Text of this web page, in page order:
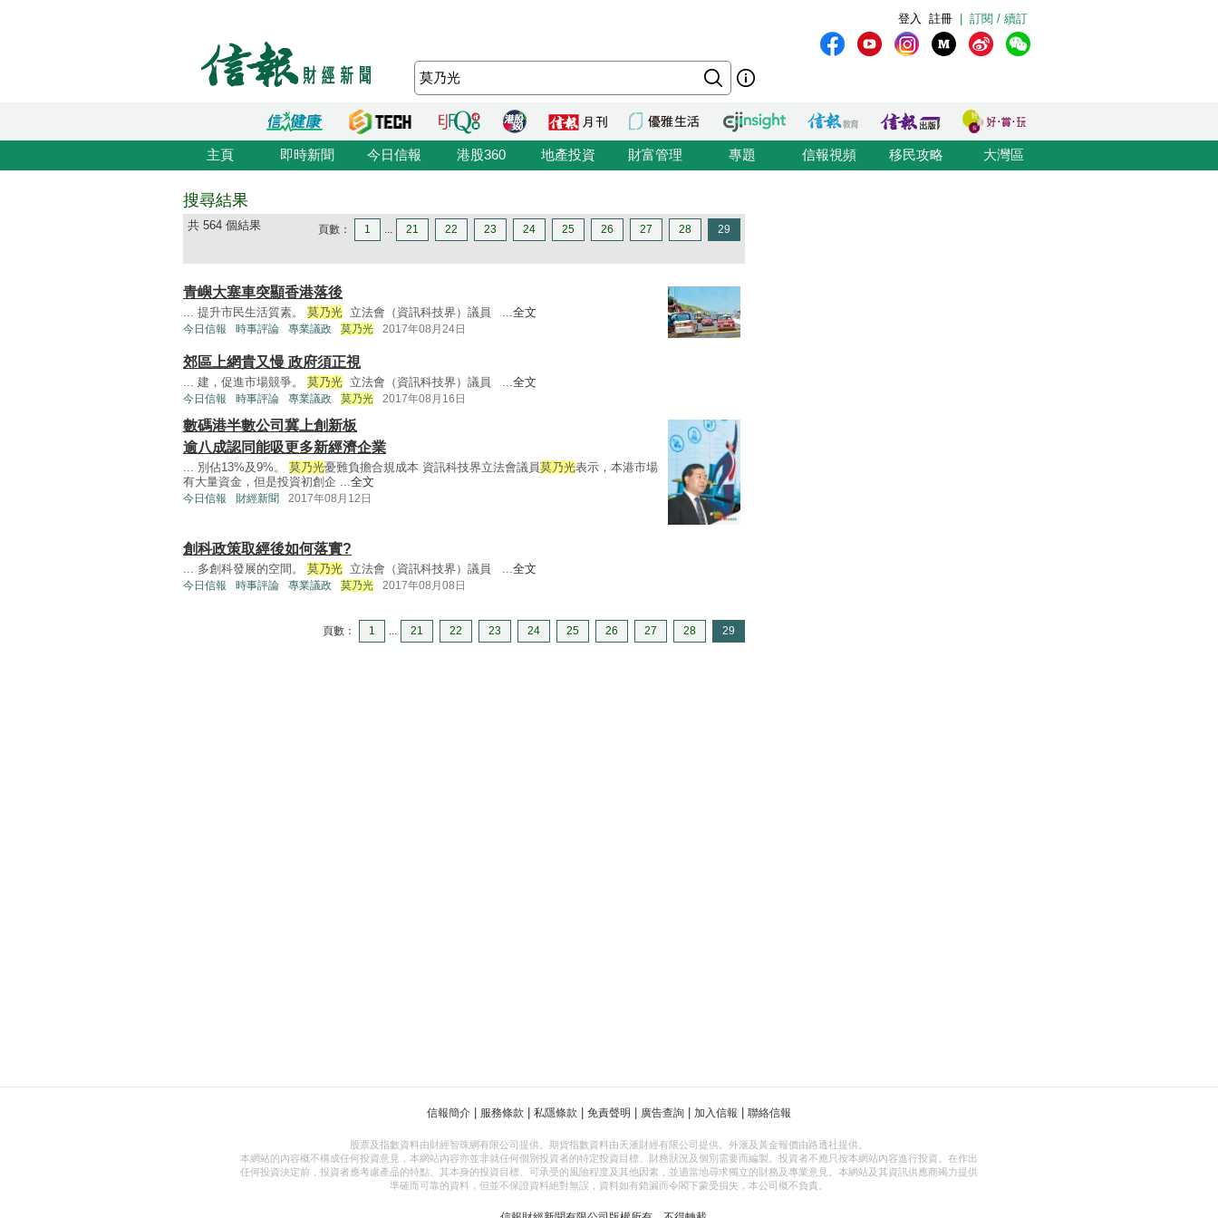
訂閱 / 續訂
註冊
登入
主頁 即時新聞 今日信報 港股360 地產投資 財富管理 專題 信報視頻 移民攻略 大灣區
搜尋結果
共 564 個結果 頁數： 1 ... 21 22 23 24 25 26 27 28 29
青嶼大塞車突顯香港落後
... 提升市民生活質素。 莫乃光 立法會（資訊科技界）議員 ...全文
今日信報 時事評論 專業議政 莫乃光 2017年08月24日
郊區上網貴又慢 政府須正視
... 建，促進市場競爭。 莫乃光 立法會（資訊科技界）議員 ... 全文
今日信報 時事評論 專業議政 莫乃光 2017年08月16日
數碼港半數公司冀上創新板
逾八成認同能吸更多新經濟企業
... 別佔13%及9%。 莫乃光憂難負擔合規成本 資訊科技界立法會議員莫乃光表示，本港市場
有大量資金，但是投資初創企 ... 全文
今日信報 財經新聞 2017年08月12日
創科政策取經後如何落實?
... 多創科發展的空間。 莫乃光 立法會（資訊科技界）議員 ... 全文
今日信報 時事評論 專業議政 莫乃光 2017年08月08日
頁數： 1 21 22 23 24 25 26 27 28 29
信報簡介 | 服務條款 | 私隱條款 | 免責聲明 | 廣告查詢 | 加入信報 | 聯絡信報
股票及指數資料由財經智珠網有限公司提供。期貨指數資料由天滙財經有限公司提供。外滙及黃金報價由路透社提供。
本網站的內容概不構成任何投資意見，本網站內容亦並非就任何個別投資者的特定投資目標、財務狀況及個別需要而編製。投資者不應只按本網站內容進行投資。在作出
任何投資決定前，投資者應考慮產品的特點、其本身的投資目標、可承受的風險程度及其他因素，並適當地尋求獨立的財務及專業意見。本網站及其資訊供應商竭力提供
準確而可靠的資料，但並不保證資料絕對無誤，資料如有錯漏而令閣下蒙受損失，本公司概不負責。